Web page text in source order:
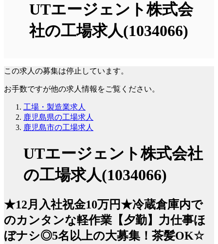
UTエージェント株式会
社の工場求人(1034066)
この求人の募集は停止しています。
お手数ですが他の求人情報をご覧ください。
工場・製造業求人
鹿児島県の工場求人
鹿児島市の工場求人
UTエージェント株式会社
の工場求人(1034066)
★12月入社祝金10万円★冷蔵倉庫内で
のカンタンな軽作業【夕勤】力仕事ほ
ぼナシ◎5名以上の大募集！茶髪OK☆